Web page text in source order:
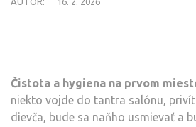
Čistota a hygiena na prvom
niekto vojde do tantra salónu,
dievča, bude sa naňho usmievať a